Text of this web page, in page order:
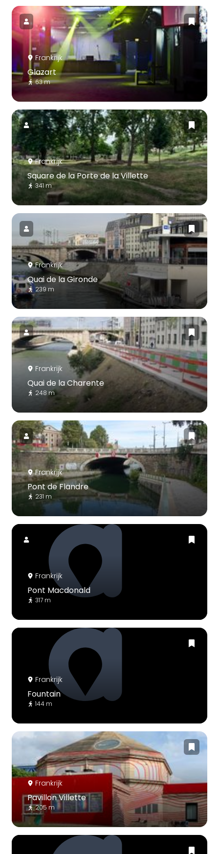
Frankrijk
Glazart
63 m
Frankrijk
Square de la Porte de la Villette
341 m
Frankrijk
Quai de la Gironde
239 m
Frankrijk
Quai de la Charente
248 m
Frankrijk
Pont de Flandre
231 m
Frankrijk
Pont Macdonald
317 m
Frankrijk
Fountain
144 m
Frankrijk
Pavillon Villette
205 m